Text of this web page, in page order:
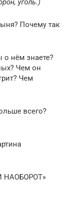
Почему так
о нём знаете?
Чем он
Чем
всего?